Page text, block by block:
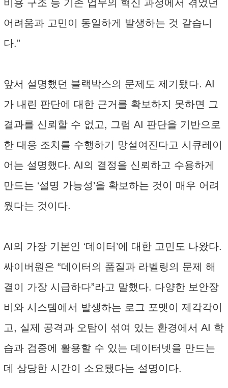
비용 구조 등 기존 업무의 혁신 과정에서 겪었던
어려움과 고민이 동일하게 발생하는 것 같습니
다.”
앞서 설명했던 블랙박스의 문제도 제기됐다. AI
가 내린 판단에 대한 근거를 확보하지 못하면 그
결과를 신뢰할 수 없고, 그럼 AI 판단을 기반으로
한 대응 조치를 수행하기 망설여진다고 시큐레이
어는 설명했다. AI의 결정을 신뢰하고 수용하게
만드는 ‘설명 가능성’을 확보하는 것이 매우 어려
웠다는 것이다.
AI의 가장 기본인 ‘데이터’에 대한 고민도 나왔다.
싸이버원은 “데이터의 품질과 라벨링의 문제 해
결이 가장 시급하다”라고 말했다. 다양한 보안장
비와 시스템에서 발생하는 로그 포맷이 제각각이
고, 실제 공격과 오탐이 섞여 있는 환경에서 AI 학
습과 검증에 활용할 수 있는 데이터넷을 만드는
데 상당한 시간이 소요됐다는 설명이다.